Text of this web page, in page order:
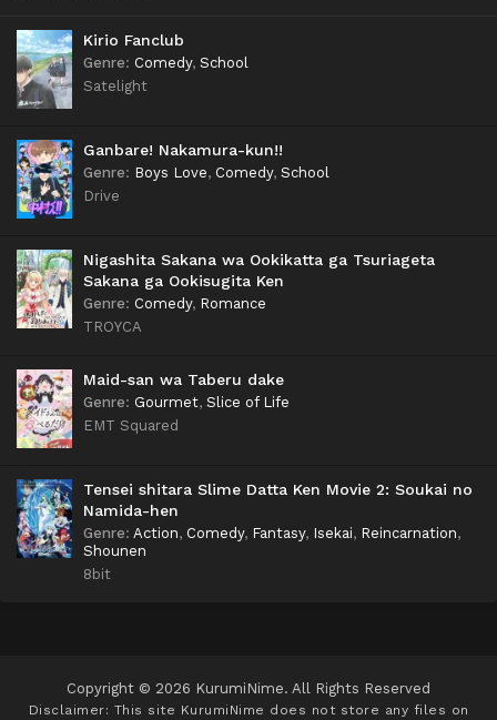
Kirio Fanclub
Genre: Comedy, School
Satelight
Ganbare! Nakamura-kun!!
Genre: Boys Love, Comedy, School
Drive
Nigashita Sakana wa Ookikatta ga Tsuriageta
Sakana ga Ookisugita Ken
Genre: Comedy, Romance
TROYCA
Maid-san wa Taberu dake
Genre: Gourmet, Slice of Life
EMT Squared
Tensei shitara Slime Datta Ken Movie 2: Soukai no
Namida-hen
Genre: Action, Comedy, Fantasy, Isekai, Reincarnation,
Shounen
8bit
Copyright © 2026 KurumiNime. All Rights Reserved
Disclaimer: This site KurumiNime does not store any files on